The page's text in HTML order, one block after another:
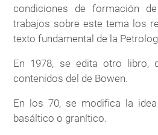
condiciones de formación
trabajos sobre este tema los
texto fundamental de la
En 1978, se edita otro libro,
contenidos del de Bowen.
En los 70, se modifica la
basáltico o granítico.